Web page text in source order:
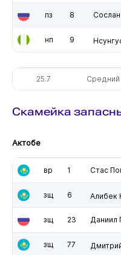
пз 8 Сослан
нп 9
25.7 Средний
Скамейка
Актобе
вр 1 Стас
зщ 6 Алибек
зщ 23 Даниил
зщ 77